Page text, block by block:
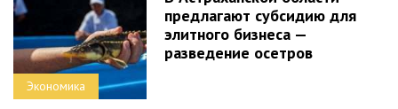
Экономика
предлагают субсидию для
элитного бизнеса —
разведение осетров